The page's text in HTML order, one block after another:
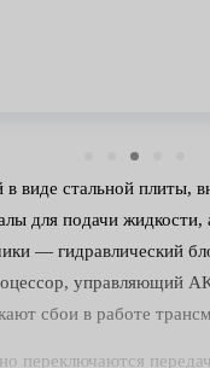
в виде стальной плиты,
для подачи жидкости,
— гидравлический
управляющий
сбои в работе
переключаются